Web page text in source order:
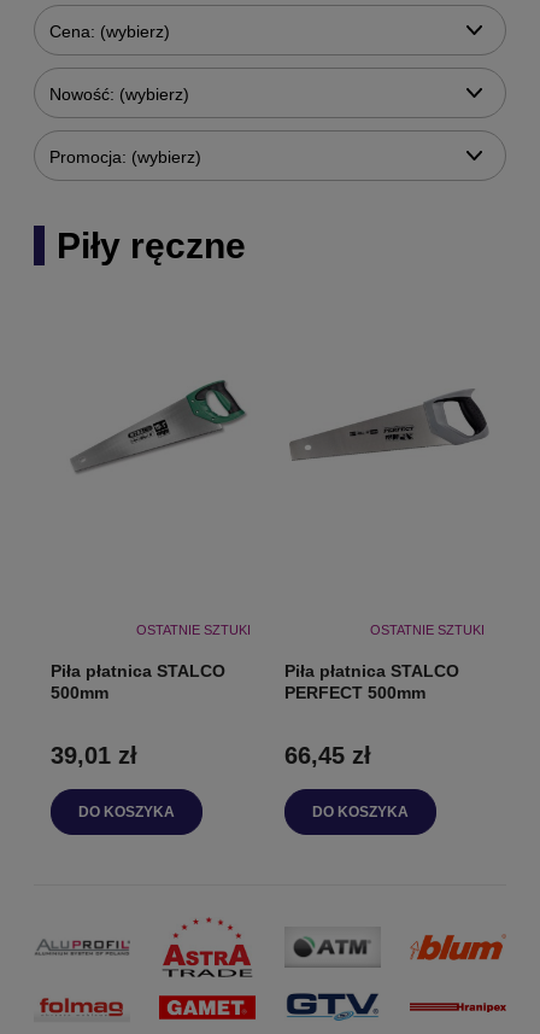
Cena: (wybierz)
Nowość: (wybierz)
Promocja: (wybierz)
Piły ręczne
OSTATNIE SZTUKI
Piła płatnica STALCO
500mm
39,01 zł
DO KOSZYKA
OSTATNIE SZTUKI
Piła płatnica STALCO
PERFECT 500mm
66,45 zł
DO KOSZYKA